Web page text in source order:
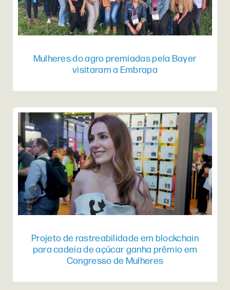
Mulheres do agro premiadas pela Bayer
visitaram a Embrapa
Projeto de rastreabilidade em blockchain
para cadeia de açúcar ganha prêmio em
Congresso de Mulheres